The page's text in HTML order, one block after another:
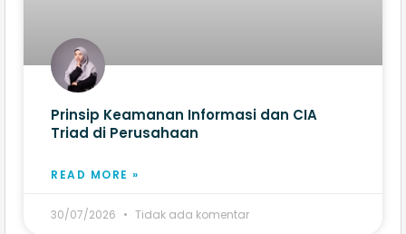
Prinsip Keamanan Informasi dan CIA
Triad di Perusahaan
READ MORE »
30/07/2026 Tidak ada komentar